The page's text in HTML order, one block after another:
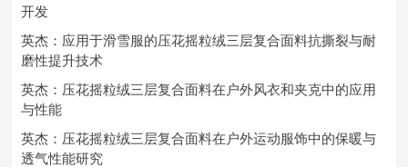
开发
英杰：应用于滑雪服的压花摇粒绒三层复合面料抗撕裂与耐
磨性提升技术
英杰：压花摇粒绒三层复合面料在户外风衣和夹克中的应用
与性能
英杰：压花摇粒绒三层复合面料在户外运动服饰中的保暖与
透气性能研究